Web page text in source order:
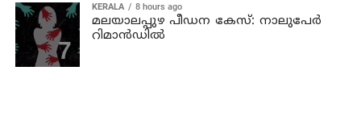
KERALA 8 hours ago
മലയാലപ്പുഴ പീഡന കേസ്: നാലുപേര്‍
റിമാന്‍ഡില്‍